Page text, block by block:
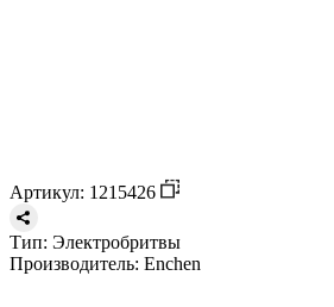
Артикул: 1215426
Тип: Электробритвы
Производитель: Enchen